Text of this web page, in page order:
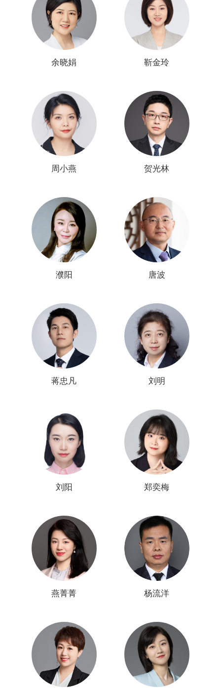
申请代理
分析咨询
余晓娟 靳金玲
周小燕 贺光林
濮阳 唐波
蒋忠凡 刘明
刘阳 郑奕梅
燕菁菁 杨流洋